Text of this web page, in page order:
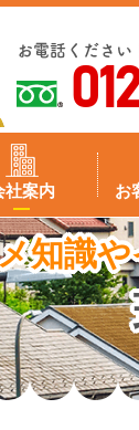
お電話くださ
社案内 お
知識